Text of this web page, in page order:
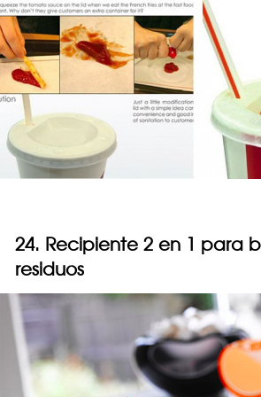
24. Recipiente 2 en 1 para
residuos